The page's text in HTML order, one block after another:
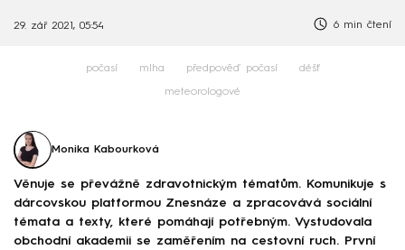
29. zář 2021, 05:54 6 min čtení
počasí mlha předpověď počasí déšť
meteorologové
Monika Kabourková
Věnuje se převážně zdravotnickým tématům. Komunikuje s
dárcovskou platformou Znesnáze a zpracovává sociální
témata a texty, které pomáhají potřebným. Vystudovala
obchodní akademii se zaměřením na cestovní ruch. První